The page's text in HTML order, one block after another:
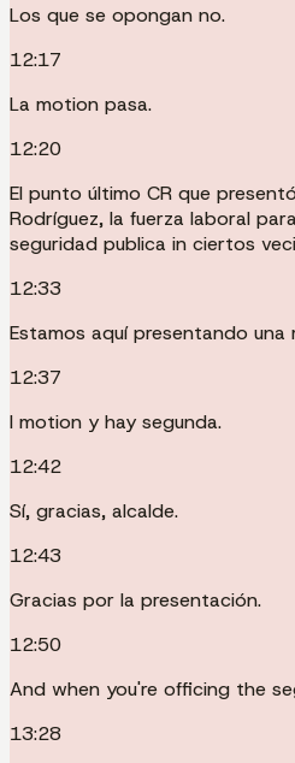
Los que se opongan no.
12:17
La motion pasa.
12:20
El punto último CR que
Rodríguez, la fuerza laboral
seguridad publica in ciertos
12:33
Estamos aquí presentando una
12:37
I motion y hay segunda.
12:42
Sí, gracias, alcalde.
12:43
Gracias por la presentación.
12:50
And when you're officing the
13:28